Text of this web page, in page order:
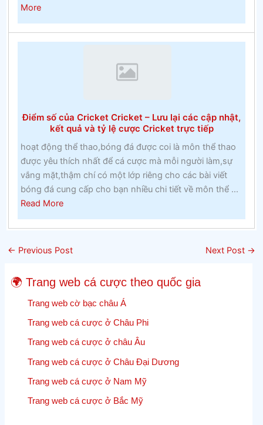
Moreabout
cáo
cá
và
lớp
hai
tại
một
trường
cao
đẳng
giáo
năm
1960
Điểm số của Cricket Cricket – Lưu lại các cập nhật,
kết quả và tỷ lệ cược Cricket trực tiếp
hoạt động thể thao,bóng đá được coi là môn thể thao
được yêu thích nhất để cá cược mà mỗi người làm,sự
vắng mặt,thậm chí có một lớp riêng cho các bài viết
bóng đá cung cấp cho bạn nhiều chi tiết về môn thể ...
Read Moreabout
Điểm
số
của
–
Lưu
cập
nhật,
quả
và
← Previous Post Next Post →
🌍 Trang web cá cược theo quốc gia
Trang web cờ bạc châu Á
Trang web cá cược ở Châu Phi
Trang web cá cược ở châu Âu
Trang web cá cược ở Châu Đại Dương
Trang web cá cược ở Nam Mỹ
Trang web cá cược ở Bắc Mỹ